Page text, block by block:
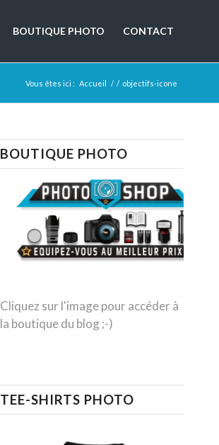
BOUTIQUE PHOTO CONTACT
Vous êtes ici : Accueil / / objectifs-icone
BOUTIQUE PHOTO
Cliquez sur l'image pour accéder à
la boutique du blog ;-)
TEE-SHIRTS PHOTO